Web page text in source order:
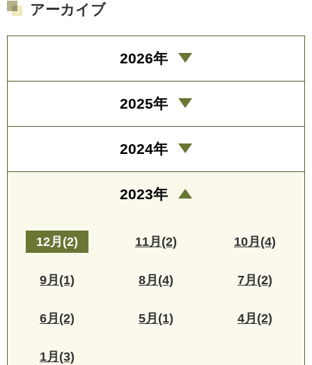
アーカイブ
2026年
2025年
2024年
2023年
12月(2) 11月(2) 10月(4)
9月(1) 8月(4) 7月(2)
6月(2) 5月(1) 4月(2)
1月(3)